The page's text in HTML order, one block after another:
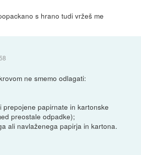
s hrano tudi vržeš me
ne smemo odlagati:
prepojene papirnate in kartonske
preostale odpadke);
ali navlaženega papirja in kartona.